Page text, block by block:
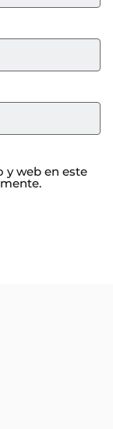
y web en este